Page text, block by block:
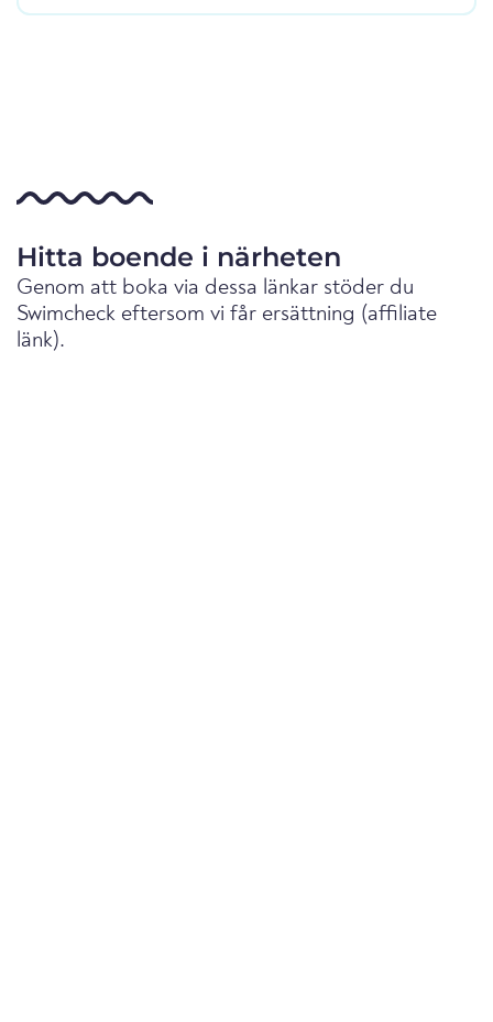
Hitta boende i närheten
Genom att boka via dessa länkar stöder du
Swimcheck eftersom vi får ersättning (affiliate
länk).